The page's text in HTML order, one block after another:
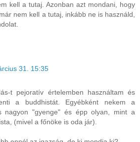
kell a tutaj. Azonban azt mondani, hogy
nem kell a tutaj, inkább ne is használd,
31. 15:35
t pejoratív értelemben használtam és
a buddhistát. Egyébként nekem a
nagyon "gyenge" és épp olyan, mint a
(mivel a főnöke is oda jár).